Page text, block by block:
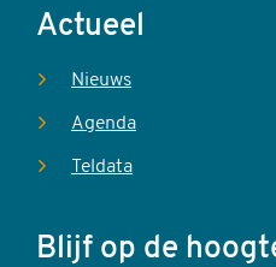
Actueel
Nieuws
Agenda
Teldata
Blijf op de